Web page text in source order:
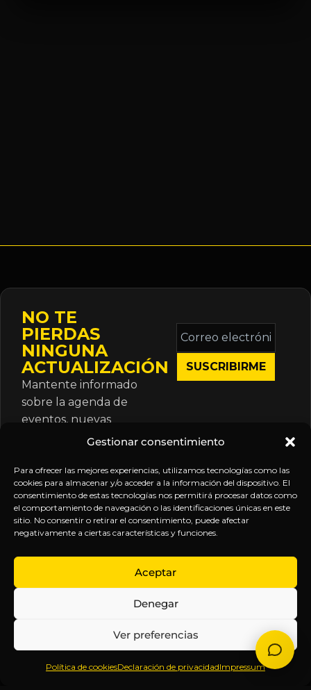
Gestionar consentimiento
Para ofrecer las mejores experiencias, utilizamos tecnologías como las
cookies para almacenar y/o acceder a la información del dispositivo. El
consentimiento de estas tecnologías nos permitirá procesar datos como
el comportamiento de navegación o las identificaciones únicas en este
sitio. No consentir o retirar el consentimiento, puede afectar
negativamente a ciertas características y funciones.
Aceptar
Denegar
Ver preferencias
Política de cookiesDeclaración de privacidadImpressum
NO TE
PIERDAS
NINGUNA
ACTUALIZACIÓN
Mantente informado
sobre la agenda de
eventos, nuevas
publicaciones y
suscripción.
Correo
electrónico
*
Inteligencia
Anticipándonos
EXPLORA
Inicio
Sobre
Contenido
Webinars
LEGAL
Política
de
Términos y
Aviso
SÍGUENOS